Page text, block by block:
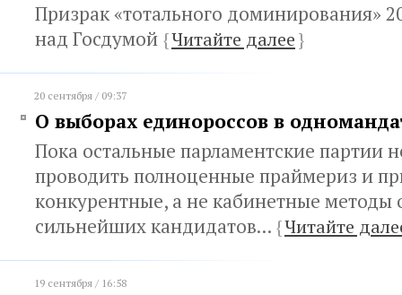
Призрак «тотального доминирования»
над Госдумой {Читайте далее}
20 сентября / 09:37
О выборах единороссов в
Пока остальные парламентские партии
проводить полноценные праймериз и
конкурентные, а не кабинетные методы
сильнейших кандидатов... {Читайте
19 сентября / 16:58